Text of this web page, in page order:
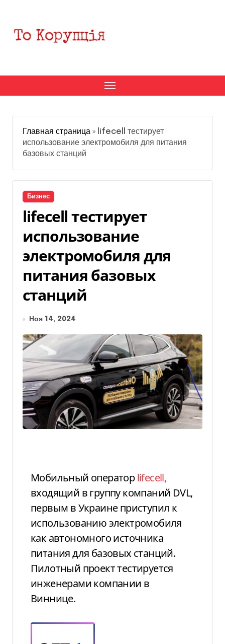
содержанию
Главная страница » lifecell тестирует
использование электромобиля для питания
базовых станций
Бизнес
lifecell тестирует
использование
электромобиля для
питания базовых
станций
Ноя 14, 2024
Мобильный операторlifecell,
входящий в группу компаний DVL,
первым в Украине приступил к
использованию электромобиля
как автономного источника
питания для базовых станций.
Пилотный проект тестируется
инженерами компании в
Виннице.